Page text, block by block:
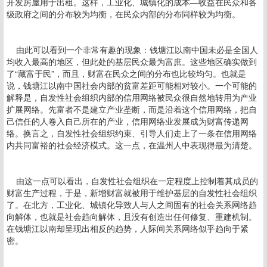
级政府之间的分布较为均衡，在民众内部的分布同样较为均衡。
由此可以看到一个非常有趣的现象：钱塘江以南中国未必是全国人
均收入最高的地区，但此处的基层民众最为富庶。这些地区确实做到
了“藏富于民”，而且，财富在民众之间的分布也比较均匀。也就是
说，钱塘江以南中国社会内部的贫富差距可能相对较小。一个可能的
解释是，自发性社会组织内部的信用网络被民众很自然地转用为产业
扩展网络。先富者不是建立产业垄断，而是沿着这个信用网络，把自
己信任的人卷入自己所在的产业，信用网络业发展成为财富传递网
络。换言之，自发性社会组织约束、引导人们走上了一条在信用网络
内共同富裕的社会经济模式。这一点，在温州人中表现得最为清楚。
由这一点可以看出，自发性社会组织在一定程度上控制着其成员的
财富生产过程，于是，新增财富就被用于维护基层的自发性社会组织
了。在北方，工业化、城镇化导致人与人之间固有的社会关系网络趋
向解体，也就是社会趋向解体，且没有创造出任何修复、重建机制。
在钱塘江以南却呈现出相反的趋势，人际间关系网络似乎趋向于紧
密。